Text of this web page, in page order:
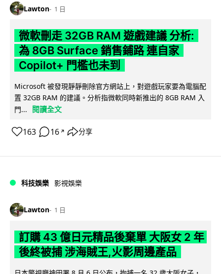
Lawton 1 日
微軟刪走 32GB RAM 遊戲建議 分析:
為 8GB Surface 銷售鋪路 連自家
Copilot+ 門檻也未到
Microsoft 被發現靜靜刪除官方網站上，對遊戲玩家要為電腦配
置 32GB RAM 的建議。分析指微軟同時新推出的 8GB RAM 入
門...
閱讀全文
163 16 ↗ 分享
科技娛樂 影視娛樂
Lawton 1 日
訂購 43 億日元精品後棄單 大阪女 2 年
後終被捕 涉海賊王,火影周邊產品